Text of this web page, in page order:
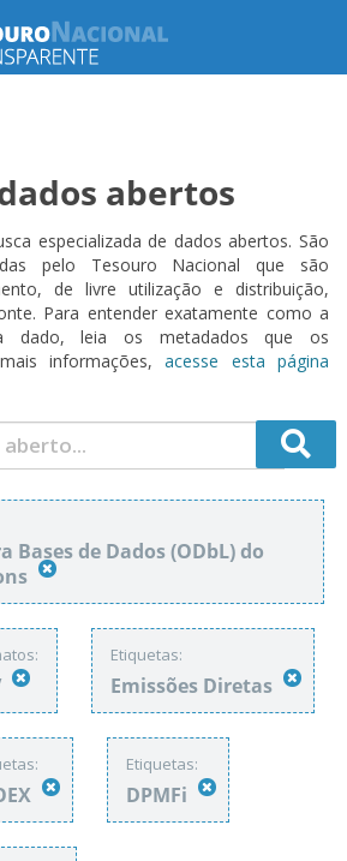
abertos
especializada de dados abertos. São
pelo Tesouro Nacional que são
de livre utilização e distribuição,
Para entender exatamente como a
dado, leia os metadados que os
informações,acesse esta página
Bases de Dados (ODbL) do
Etiquetas:
Emissões Diretas
Etiquetas:
DPMFi